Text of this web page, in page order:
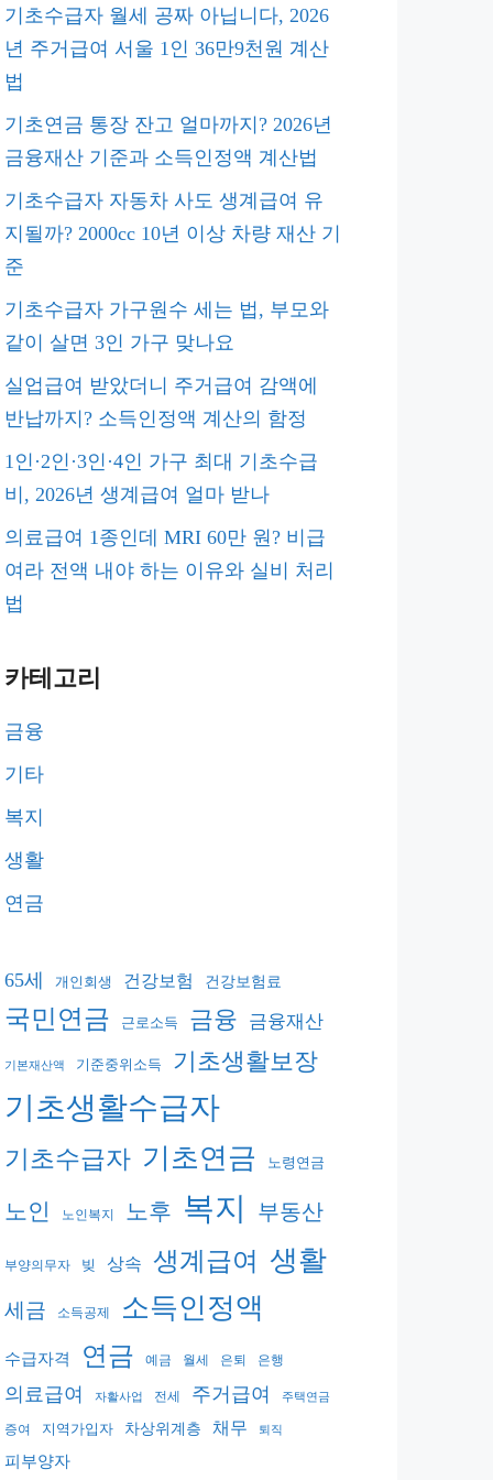
기초수급자 월세 공짜 아닙니다, 2026
년 주거급여 서울 1인 36만9천원 계산
법
기초연금 통장 잔고 얼마까지? 2026년
금융재산 기준과 소득인정액 계산법
기초수급자 자동차 사도 생계급여 유
지될까? 2000cc 10년 이상 차량 재산 기
준
기초수급자 가구원수 세는 법, 부모와
같이 살면 3인 가구 맞나요
실업급여 받았더니 주거급여 감액에
반납까지? 소득인정액 계산의 함정
1인·2인·3인·4인 가구 최대 기초수급
비, 2026년 생계급여 얼마 받나
의료급여 1종인데 MRI 60만 원? 비급
여라 전액 내야 하는 이유와 실비 처리
법
카테고리
금융
기타
복지
생활
연금
65세 개인회생 건강보험 건강보험료
국민연금 근로소득 금융 금융재산
기본재산액 기준중위소득 기초생활보장
기초생활수급자
기초수급자 기초연금 노령연금
노인 노인복지 노후 복지 부동산
부양의무자 빚 상속 생계급여 생활
세금 소득공제 소득인정액
수급자격 연금 예금 월세 은퇴 은행
의료급여 자활사업 전세 주거급여 주택연금
증여 지역가입자 차상위계층 채무 퇴직
피부양자